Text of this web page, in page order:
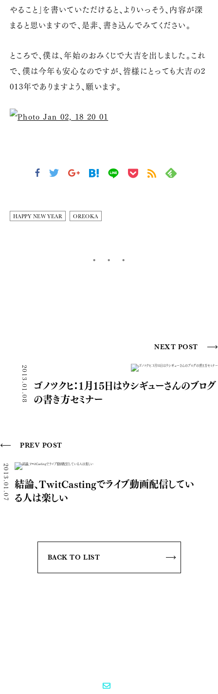
やること」を書いていただけると、よりいっそう、内容が深
まると思いますので、是非、書き込んでみてください。
ところで、僕は、年始のおみくじで大吉を出しました。これ
で、僕は今年も安心なのですが、皆様にとっても大吉の2
013年でありますよう、願います。
HAPPY NEW YEAR OREOKA
PREV POST
結論、TwitCastingでライブ動画配信してい
る人は楽しい
2013.01.07
NEXT POST
ゴノツクヒ：1月15日はウシギューさんのブログ
の書き方セミナー
2013.01.08
BACK TO LIST